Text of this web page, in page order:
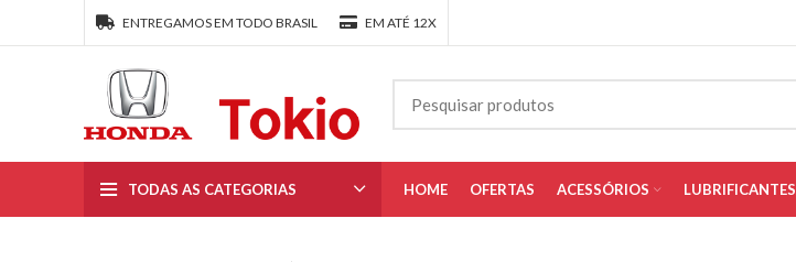
ENTREGAMOS EM TODO BRASIL EM ATÉ 12X
TODAS AS CATEGORIAS HOME OFERTAS ACESSÓRIOS LUBRIFICANTES